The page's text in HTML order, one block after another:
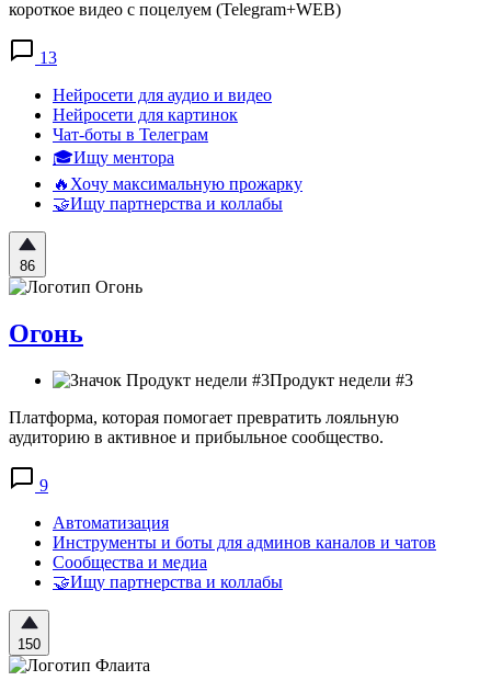
короткое видео с поцелуем (Telegram+WEB)
13
Нейросети для аудио и видео
Нейросети для картинок
Чат-боты в Телеграм
🎓Ищу ментора
🔥Хочу максимальную прожарку
🤝Ищу партнерства и коллабы
86
Огонь
Продукт недели #3
Платформа, которая помогает превратить лояльную
аудиторию в активное и прибыльное сообщество.
9
Автоматизация
Инструменты и боты для админов каналов и чатов
Сообщества и медиа
🤝Ищу партнерства и коллабы
150